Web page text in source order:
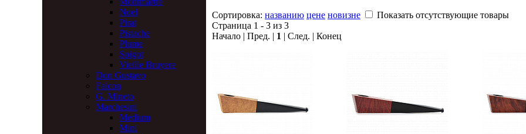
Noel
Pirat
Pistache
Plume
Spigot
Vieille Bruyere
Don Gustavo
Falcon
G. Mineto
Marchesini
Medium
Mini
Сортировка: названию цене новизне
Показать отсутствующие товары
Страница 1 - 3 из 3
Начало | Пред. | 1 | След. | Конец